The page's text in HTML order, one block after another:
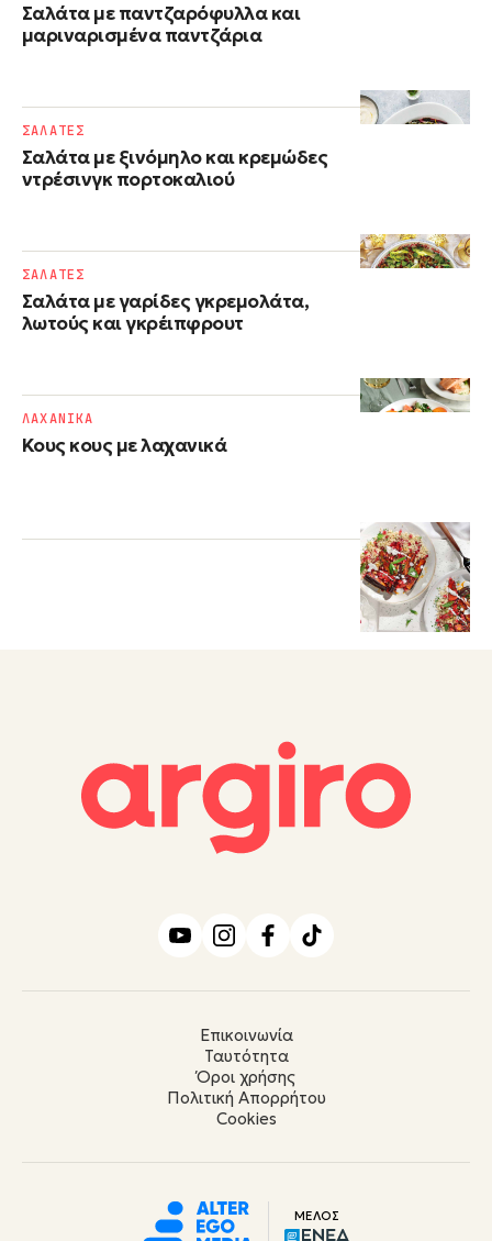
Σαλάτα με παντζαρόφυλλα και
μαριναρισμένα παντζάρια
Σαλάτα με ξινόμηλο και κρεμώδες
ντρέσινγκ πορτοκαλιού
ΣΑΛΑΤΕΣ
Σαλάτα με γαρίδες γκρεμολάτα,
λωτούς και γκρέιπφρουτ
ΣΑΛΑΤΕΣ
Κους κους με λαχανικά
ΛΑΧΑΝΙΚΑ
Επικοινωνία
Ταυτότητα
Όροι χρήσης
Πολιτική Απορρήτου
Cookies
ΜΕΛΟΣ